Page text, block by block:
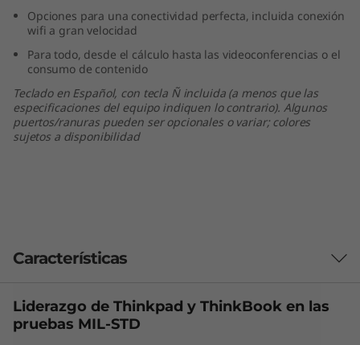
Opciones para una conectividad perfecta, incluida conexión
wifi a gran velocidad
Para todo, desde el cálculo hasta las videoconferencias o el
consumo de contenido
Teclado en Español, con tecla Ñ incluida (a menos que las
especificaciones del equipo indiquen lo contrario). Algunos
puertos/ranuras pueden ser opcionales o variar; colores
sujetos a disponibilidad
Características
Todo lo que necesitas para hacer más,
desde cualquier lugar
Liderazgo de Thinkpad y ThinkBook en las
pruebas MIL-STD